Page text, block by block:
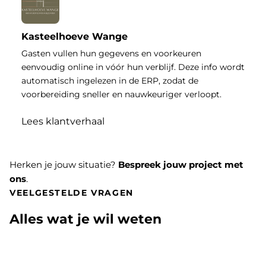
Kasteelhoeve Wange
Gasten vullen hun gegevens en voorkeuren
eenvoudig online in vóór hun verblijf. Deze info wordt
automatisch ingelezen in de ERP, zodat de
voorbereiding sneller en nauwkeuriger verloopt.
Lees klantverhaal
Herken je jouw situatie? Bespreek jouw project met
ons.
VEELGESTELDE VRAGEN
Alles wat je wil weten